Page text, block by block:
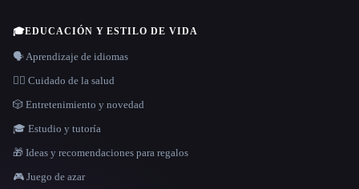
🎓EDUCACIÓN Y ESTILO DE VIDA
🗣️ Aprendizaje de idiomas
👩‍⚕️ Cuidado de la salud
🎲 Entretenimiento y novedad
🎓 Estudio y tutoría
🎁 Ideas y recomendaciones para regalos
🎮 Juego de azar